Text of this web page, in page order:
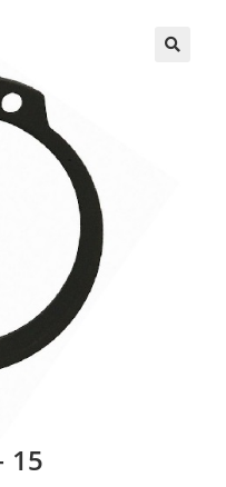
15